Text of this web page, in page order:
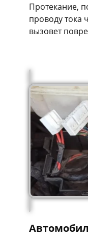
Протекание,
проводу тока
вызовет